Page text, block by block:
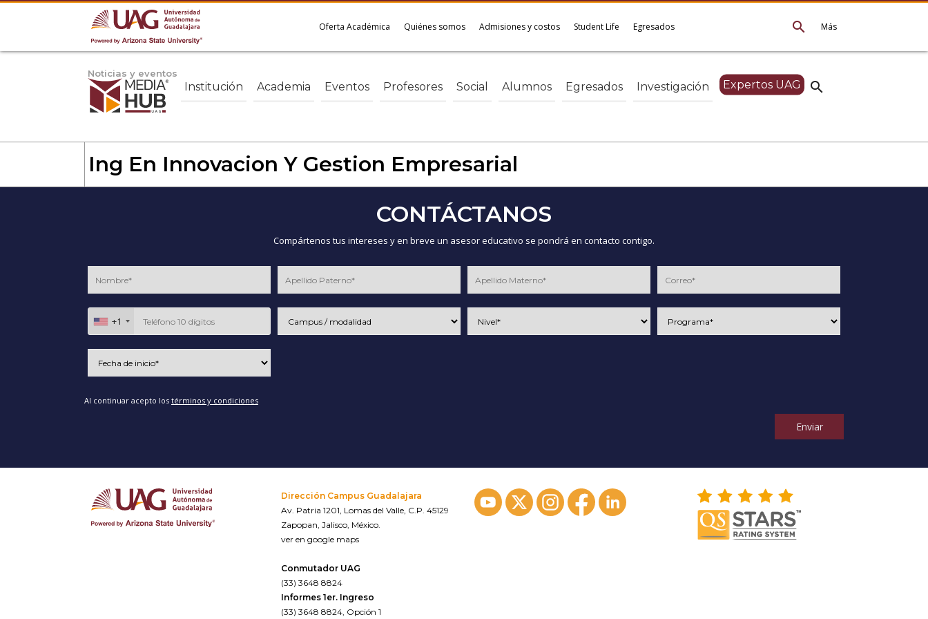
Más
search
Oferta Académica Quiénes somos Admisiones y costos Student Life Egresados
Noticias y eventos
search
Institución Academia Eventos Profesores Social Alumnos Egresados Investigación Expertos UAG
Ing En Innovacion Y Gestion Empresarial
CONTÁCTANOS
Compártenos tus intereses y en breve un asesor educativo se pondrá en contacto contigo.
+1
Al continuar acepto los términos y condiciones
Enviar
Dirección Campus Guadalajara
Av. Patria 1201, Lomas del Valle, C.P. 45129
Zapopan, Jalisco, México.
ver en google maps
Conmutador UAG
(33) 3648 8824
Informes 1er. Ingreso
(33) 3648 8824, Opción 1